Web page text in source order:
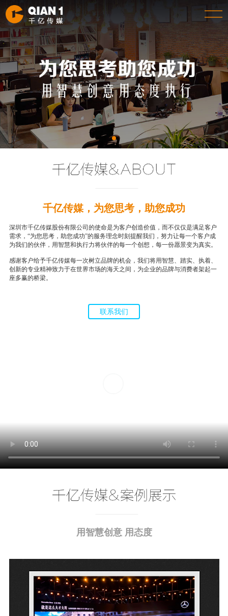
千亿传媒，为您思考，助您成功
深圳市千亿传媒股份有限公司的使命是为客户创造价值，而不仅仅是满足客户
需求，“为您思考，助您成功”的服务理念时刻提醒我们，努力让每一个客户成
为我们的伙伴，用智慧和执行力将伙伴的每一个创想，每一份愿景变为真实。
感谢客户给予千亿传媒每一次树立品牌的机会，我们将用智慧、踏实、执着、
创新的专业精神致力于在世界市场的海天之间，为企业的品牌与消费者架起一
座多赢的桥梁。
联系我们
用智慧创意 用态度